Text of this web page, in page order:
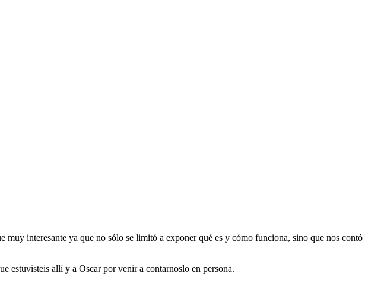
interesante ya que no sólo se limitó a exponer qué es y cómo funciona, sino que nos contó
estuvisteis allí y a Oscar por venir a contarnoslo en persona.